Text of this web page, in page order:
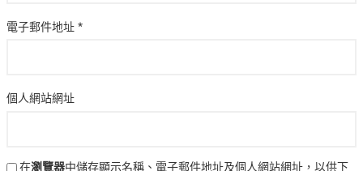
電子郵件地址 *
個人網站網址
在瀏覽器中儲存顯示名稱、電子郵件地址及個人網站網址，以供下